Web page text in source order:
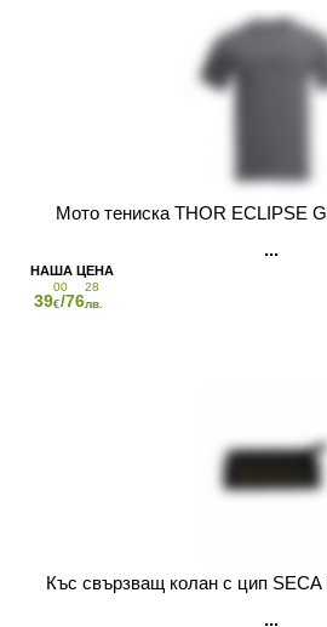
Мото тениска THOR ECLIPSE
39
00
€/76
28
лв.
Къс свързващ колан с цип